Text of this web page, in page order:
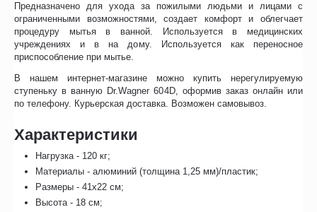
Предназначено для ухода за пожилыми людьми и лицами с
ограниченными возможностями, создает комфорт и облегчает
процедуру мытья в ванной. Используется в медицинских
учреждениях и в на дому. Используется как переносное
приспособление при мытье.
В нашем интернет-магазине можно купить нерегулируемую
ступеньку в ванную Dr.Wagner 604D, оформив заказ онлайн или
по телефону. Курьерская доставка. Возможен самовывоз.
Характеристики
Нагрузка - 120 кг;
Материалы - алюминий (толщина 1,25 мм)/пластик;
Размеры - 41х22 см;
Высота - 18 см;